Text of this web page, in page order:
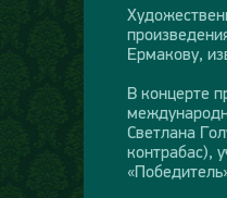
Ермакову,
В концерте
Светлана
контрабас),